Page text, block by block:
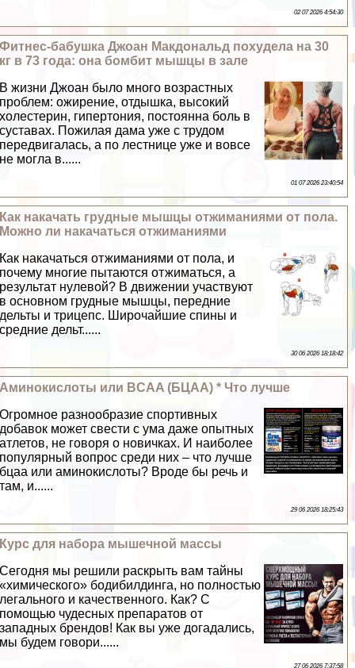
02 07 2026 4:54:30
Фитнес-бабушка Джоан Макдональд похудела на 30
кг в 73 года: она бомбит мышцы в зале
В жизни Джоан было много возрастных
проблем: ожирение, отдышка, высокий
холестерин, гипертония, постоянна боль в
суставах. Пожилая дама уже с трудом
передвигалась, а по лестнице уже и вовсе
не могла в......
01 07 2026 23:40:54
Как накачать грудные мышцы отжиманиями от пола.
Можно ли накачаться отжиманиями
Как накачаться отжиманиями от пола, и
почему многие пытаются отжиматься, а
результат нулевой? В движении участвуют
в основном грудные мышцы, передние
дельты и трицепс. Широчайшие спины и
средние дельт......
30 06 2026 18:18:42
Аминокислоты или BCAA (БЦАА) * Что лучше
Огромное разнообразие спортивных
добавок может свести с ума даже опытных
атлетов, не говоря о новичках. И наиболее
популярный вопрос среди них – что лучше
бцаа или аминокислоты? Вроде бы речь и
там, и......
29 06 2026 18:25:43
Курс для набора мышечной массы
Сегодня мы решили раскрыть вам тайны
«химического» бодибилдинга, но полностью
легального и качественного. Как? С
помощью чудесных препаратов от
западных брендов! Как вы уже догадались,
мы будем говори......
27 06 2026 7:37:58